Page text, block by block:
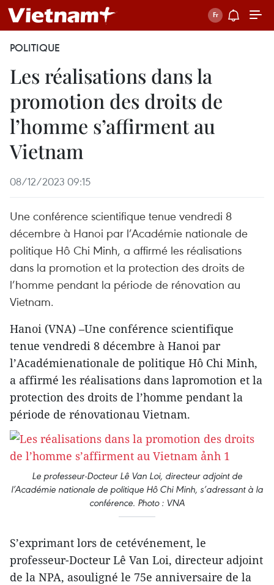
POLITIQUE
Les réalisations dans la
promotion des droits de
l’homme s’affirment au
Vietnam
08/12/2023 09:15
Une conférence scientifique tenue vendredi 8
décembre à Hanoi par l’Académie nationale de
politique Hô Chi Minh, a affirmé les réalisations
dans la promotion et la protection des droits de
l’homme pendant la période de rénovation au
Vietnam.
Hanoi (VNA) –Une conférence scientifique
tenue vendredi 8 décembre à Hanoi par
l’Académienationale de politique Hô Chi Minh,
a affirmé les réalisations dans lapromotion et la
protection des droits de l’homme pendant la
période de rénovationau Vietnam.
Le professeur-Docteur Lê Van Loi, directeur adjoint de
l’Académie nationale de politique Hô Chi Minh, s’adressant à la
conférence. Photo : VNA
S’exprimant lors de cetévénement, le
professeur-Docteur Lê Van Loi, directeur adjoint
de la NPA, asouligné le 75e anniversaire de la